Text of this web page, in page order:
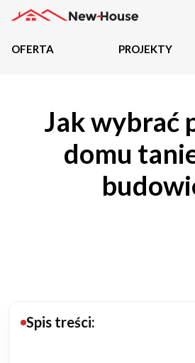
Oferta
OFERTA PROJEKTY
Jak wybrać
domu
Spis treści: